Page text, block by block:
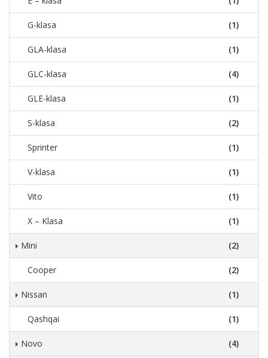
G-klasa (1)
GLA-klasa (1)
GLC-klasa (4)
GLE-klasa (1)
S-klasa (2)
Sprinter (1)
V-klasa (1)
Vito (1)
X – Klasa (1)
Mini (2)
Cooper (2)
Nissan (1)
Qashqai (1)
Novo (4)